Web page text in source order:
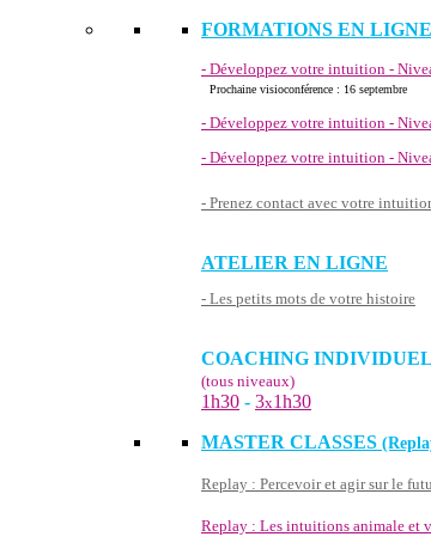
FORMATIONS EN LIGNE
- Développez votre intuition -
Prochaine visioconférence : 16 septembre
- Développez votre intuition -
- Développez votre intuition -
- Prenez contact avec votre
ATELIER EN LIGNE
- Les petits mots de votre histoire
COACHING INDIVIDUEL
(tous niveaux)
1h30 - 3x1h30
MASTER CLASSES
Replay : Percevoir et agir sur le
Replay : Les intuitions animale et